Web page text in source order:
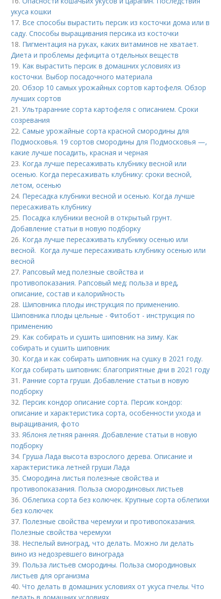
укуса кошки
17. Все способы вырастить персик из косточки дома или в
саду. Способы выращивания персика из косточки
18. Пигментация на руках, каких витаминов не хватает.
Диета и проблемы дефицита отдельных веществ
19. Как вырастить персик в домашних условиях из
косточки. Выбор посадочного материала
20.Обзор 10 самых урожайных сортов картофеля. Обзор
лучших сортов
21.Ультраранние сорта картофеля с описанием. Сроки
созревания
22.Самые урожайные сорта красной смородины для
Подмосковья. 19 сортов смородины для Подмосковья —,
какие лучше посадить, красная и черная
23. Когда лучше пересаживать клубнику весной или
осенью. Когда пересаживать клубнику: сроки весной,
летом, осенью
24. Пересадка клубники весной и осенью. Когда лучше
пересаживать клубнику
25. Посадка клубники весной в открытый грунт.
Добавление статьи в новую подборку
26. Когда лучше пересаживать клубнику осенью или
весной. Когда лучше пересаживать клубнику осенью или
весной
27. Рапсовый мед полезные свойства и
противопоказания. Рапсовый мед: польза и вред,
описание, состав и калорийность
28. Шиповника плоды инструкция по применению.
Шиповника плоды цельные - Фитобот - инструкция по
применению
29. Как собирать и сушить шиповник на зиму. Как
собирать и сушить шиповник
30. Когда и как собирать шиповник на сушку в 2021 году.
Когда собирать шиповник: благоприятные дни в 2021 году
31. Ранние сорта груши. Добавление статьи в новую
подборку
32. Персик кондор описание сорта. Персик кондор:
описание и характеристика сорта, особенности ухода и
выращивания, фото
33.Яблоня летняя ранняя. Добавление статьи в новую
подборку
34. Груша Лада высота взрослого дерева. Описание и
характеристика летней груши Лада
35.Смородина листья полезные свойства и
противопоказания. Польза смородиновых листьев
36.Облепиха сорта без колючек. Крупные сорта облепихи
без колючек
37. Полезные свойства черемухи и противопоказания.
Полезные свойства черемухи
38. Неспелый виноград, что делать. Можно ли делать
вино из недозревшего винограда
39. Польза листьев смородины. Польза смородиновых
листьев для организма
40.Что делать в домашних условиях от укуса пчелы. Что